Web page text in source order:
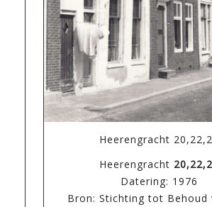
Heerengracht
Heerengracht
Datering: 1976
Bron: Stichting tot Behoud